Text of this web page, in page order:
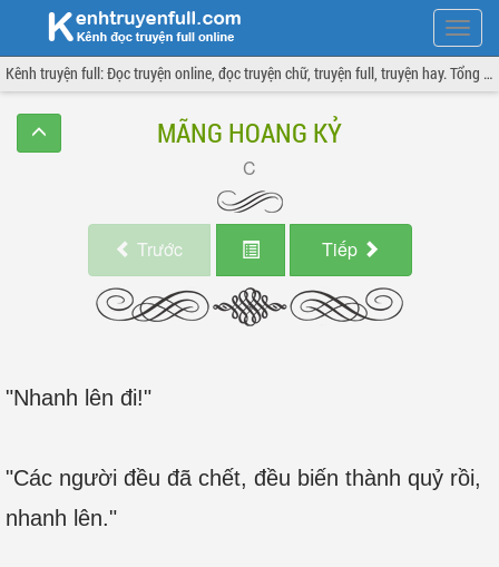
Hiện
menu
Kênh truyện full: Đọc truyện online, đọc truyện chữ, truyện full, truyện hay. Tổng hợp đầy đủ và cập nhật liên tục.
MÃNG HOANG KỶ
Trước Tiếp
"Nhanh lên đi!"
"Các người đều đã chết, đều biến thành quỷ rồi,
nhanh lên."